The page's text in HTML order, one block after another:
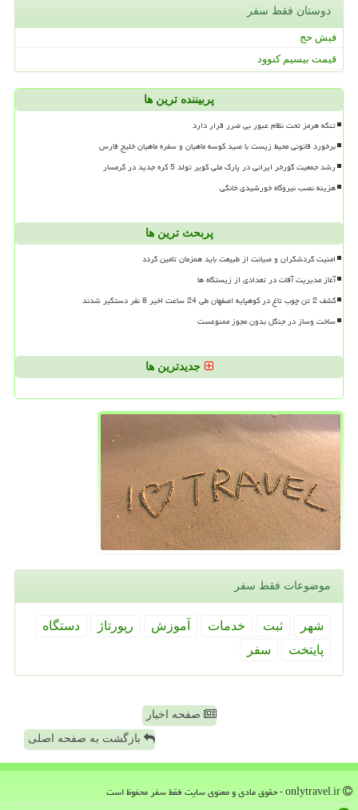
دوستان فقط سفر
فیش حج
قیمت بیسیم کنوود
پربیننده ترین ها
تنگه هرمز تحت نظام عبور بی ضرر قرار دارد
برخورد قانونی محیط زیست با صید کوسه ماهیان و سفره ماهیان خلیج فارس
رشد جمعیت گورخر ایرانی در پارک ملی کویر تولد 5 کره جدید در گرمسار
هزینه نصب نیروگاه خورشیدی خانگی
پربحث ترین ها
امنیت گردشگران و صیانت از طبیعت باید همزمان تامین گردد
آغاز مدیریت آفات در تعدادی از زیستگاه ها
کشف 2 تن چوب تاغ در کوهپایه اصفهان طی 24 ساعت اخیر 8 نفر دستگیر شدند
ساخت وساز در جنگل بدون مجوز ممنوعست
جدیدترین ها
موضوعات فقط سفر
شهر ثبت خدمات آموزش رپورتاژ
دستگاه
پایتخت
سفر
صفحه اخبار
بازگشت به صفحه اصلی